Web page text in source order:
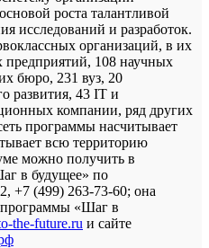
роста талантливой
исследований и разработок.
организаций, в их
предприятий, 108 научных
бюро, 231 вуз, 20
развития, 43 IT и
компании, ряд других
программы насчитывает
всю территорию
можно получить в
в будущее» по
, +7 (499) 263-73-60; она
программы «Шаг в
the-future.ru и сайте